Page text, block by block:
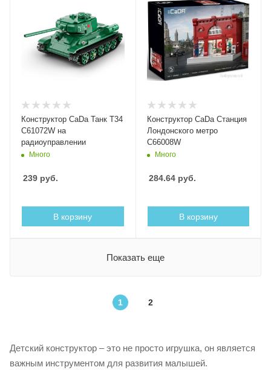
Конструктор CaDa Танк Т34
C61072W на
радиоуправлении
Много
239 руб.
В корзину
Конструктор CaDa Станция
Лондонского метро
C66008W
Много
284.64руб.
В корзину
Показать еще
1 2
Детский конструктор – это не просто игрушка, он является
важным инструментом для развития малышей.